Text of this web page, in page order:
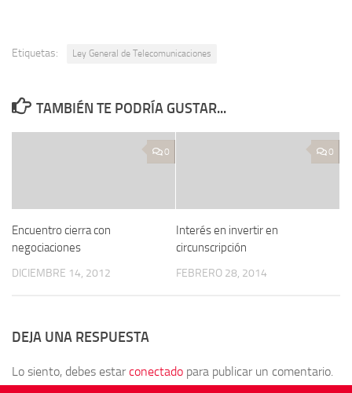
Etiquetas: Ley General de Telecomunicaciones
TAMBIÉN TE PODRÍA GUSTAR...
0
Encuentro cierra con
negociaciones
DICIEMBRE 14, 2012
0
Interés en invertir en
circunscripción
FEBRERO 28, 2014
DEJA UNA RESPUESTA
Lo siento, debes estarconectado para publicar un comentario.